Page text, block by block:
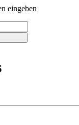
eingeben